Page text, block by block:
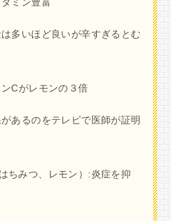
多いほど良いが辛すぎるとむ
Cがレモンの３倍
あるのをテレビで医師が証明
ちみつ、レモン）:炎症を抑